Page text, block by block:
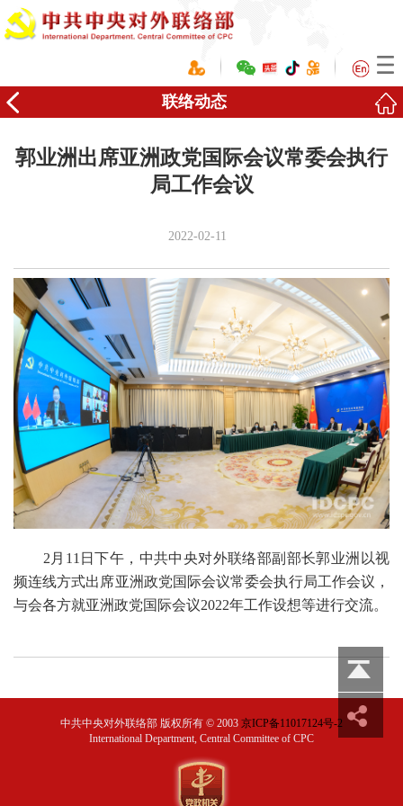
联络动态
郭业洲出席亚洲政党国际会议常委会执行
局工作会议
2022-02-11
2月11日下午，中共中央对外联络部副部长郭业洲以视
频连线方式出席亚洲政党国际会议常委会执行局工作会议，
与会各方就亚洲政党国际会议2022年工作设想等进行交流。
中共中央对外联络部 版权所有 © 2003 京ICP备11017124号-2
International Department, Central Committee of CPC